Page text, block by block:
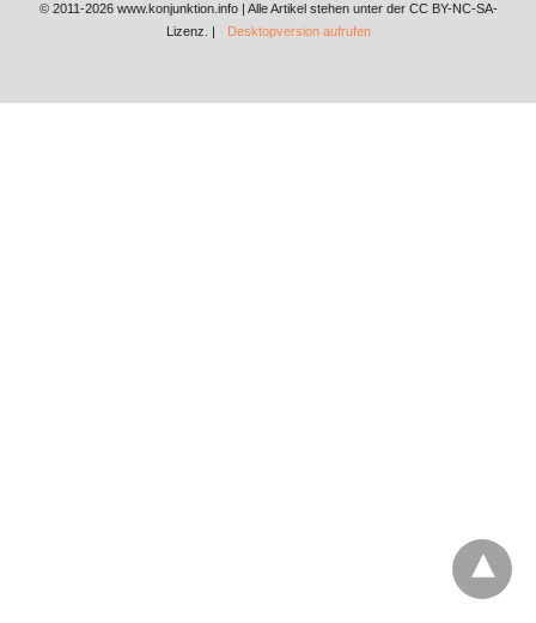
© 2011-2026 www.konjunktion.info | Alle Artikel stehen unter der CC BY-NC-SA-
Lizenz. |
Desktopversion aufrufen